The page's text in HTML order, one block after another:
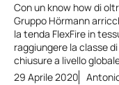
Con un know how di
Gruppo Hörmann
la tenda FlexFire in
raggiungere la classe
chiusure a livello
29 Aprile 2020